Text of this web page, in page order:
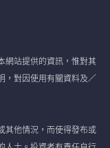
網站提供的資訊，惟對其
，對因使用有關資料及／
其他情況，而使得發布或